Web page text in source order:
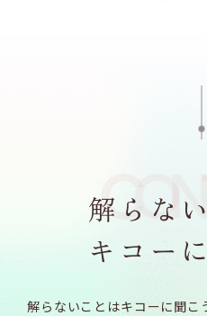
解らないことはキコーに聞こ